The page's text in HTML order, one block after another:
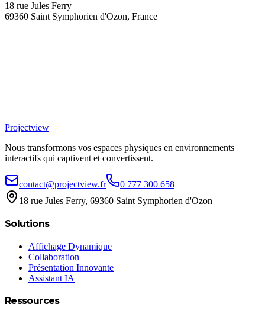
18 rue Jules Ferry
69360 Saint Symphorien d'Ozon, France
Projectview
Nous transformons vos espaces physiques en environnements
interactifs qui captivent et convertissent.
contact@projectview.fr
0 777 300 658
18 rue Jules Ferry, 69360 Saint Symphorien d'Ozon
Solutions
Affichage Dynamique
Collaboration
Présentation Innovante
Assistant IA
Ressources